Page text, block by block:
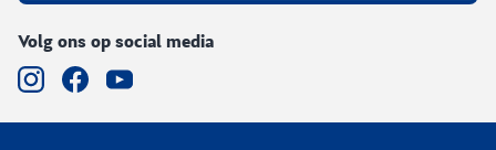
Volg ons op social media